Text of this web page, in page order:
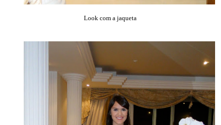
Look com a jaqueta